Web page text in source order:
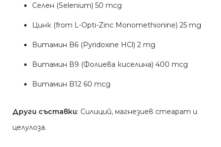
Селен (Selenium) 50 mcg
Цинк (from L-Opti-Zinc Monomethionine) 25 mg
Витамин B6 (Pyridoxine HCl) 2 mg
Витамин В9 (Фолиева киселина) 400 mcg
Витамин B12 60 mcg
Други съставки: Силиций, магнезиев стеарат и
целулоза.